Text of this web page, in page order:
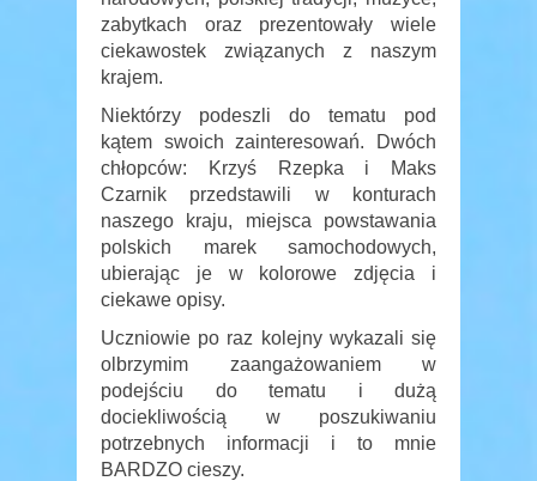
zabytkach oraz prezentowały wiele
ciekawostek związanych z naszym
krajem.
Niektórzy podeszli do tematu pod
kątem swoich zainteresowań. Dwóch
chłopców: Krzyś Rzepka i Maks
Czarnik przedstawili w konturach
naszego kraju, miejsca powstawania
polskich marek samochodowych,
ubierając je w kolorowe zdjęcia i
ciekawe opisy.
Uczniowie po raz kolejny wykazali się
olbrzymim zaangażowaniem w
podejściu do tematu i dużą
dociekliwością w poszukiwaniu
potrzebnych informacji i to mnie
BARDZO cieszy.